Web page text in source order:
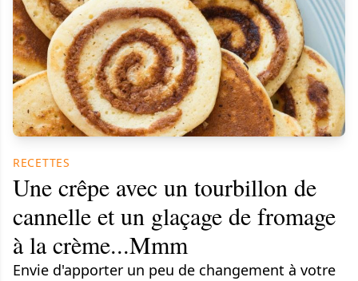
RECETTES
Une crêpe avec un tourbillon de
cannelle et un glaçage de fromage
à la crème...Mmm
Envie d'apporter un peu de changement à votre